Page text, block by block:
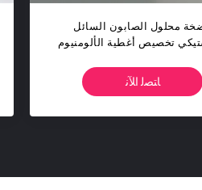
بلاستيكية قابلة لإعادة
مخصصة غير مسدودة برأس
ﺎﺘﺼﻟ ﺍﻶﻧ